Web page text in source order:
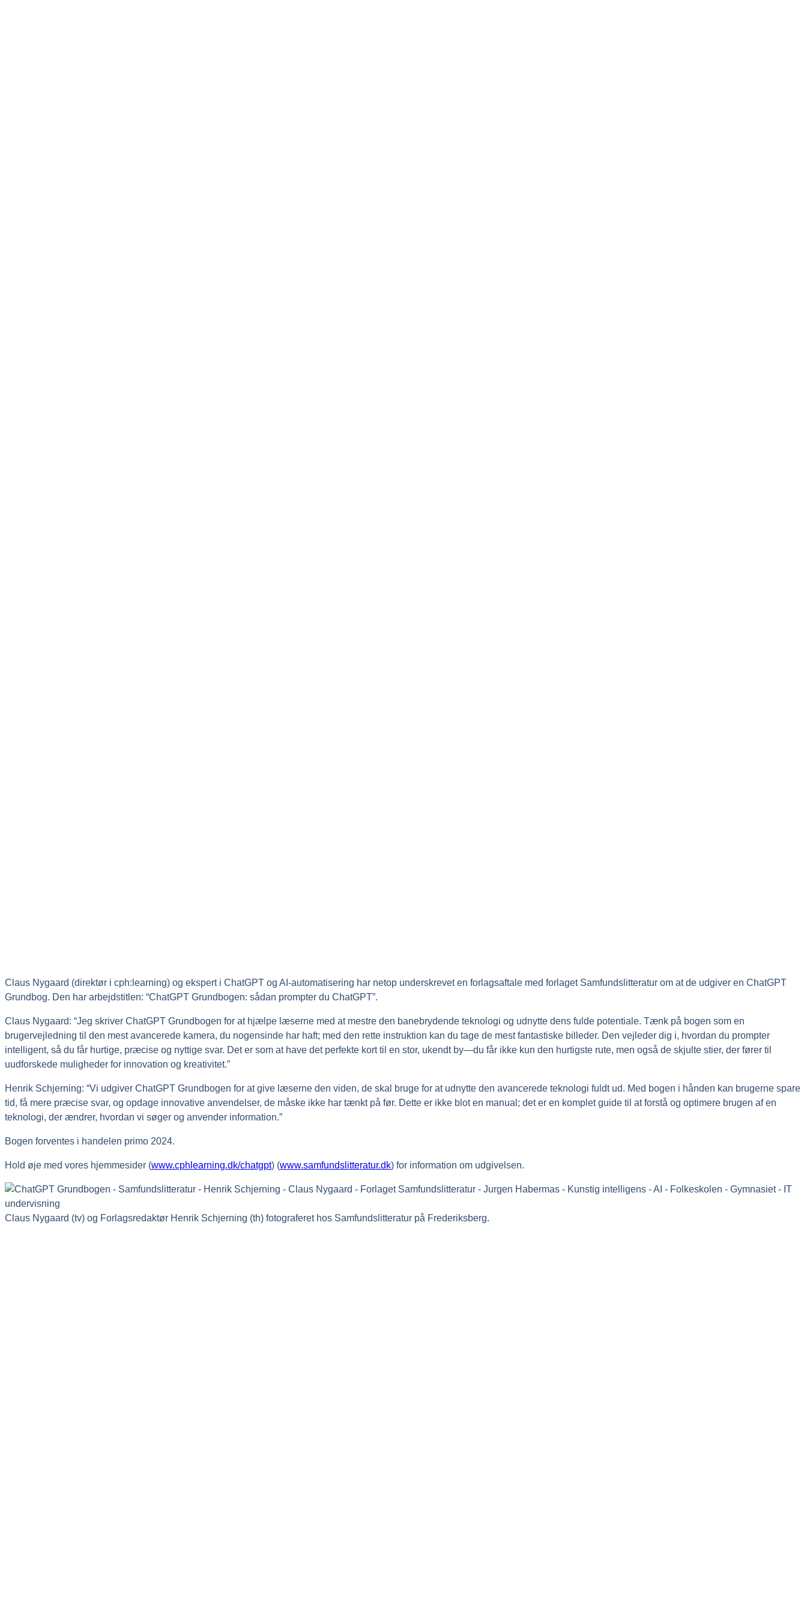
Claus Nygaard (direktør i cph:learning) og ekspert i ChatGPT og AI-automatisering har netop underskrevet en forlagsaftale med forlaget Samfundslitteratur om at de udgiver en ChatGPT
Grundbog. Den har arbejdstitlen: “ChatGPT Grundbogen: sådan prompter du ChatGPT”.
Claus Nygaard: “Jeg skriver ChatGPT Grundbogen for at hjælpe læserne med at mestre den banebrydende teknologi og udnytte dens fulde potentiale. Tænk på bogen som en
brugervejledning til den mest avancerede kamera, du nogensinde har haft; med den rette instruktion kan du tage de mest fantastiske billeder. Den vejleder dig i, hvordan du prompter
intelligent, så du får hurtige, præcise og nyttige svar. Det er som at have det perfekte kort til en stor, ukendt by—du får ikke kun den hurtigste rute, men også de skjulte stier, der fører til
uudforskede muligheder for innovation og kreativitet.”
Henrik Schjerning: “Vi udgiver ChatGPT Grundbogen for at give læserne den viden, de skal bruge for at udnytte den avancerede teknologi fuldt ud. Med bogen i hånden kan brugerne spare
tid, få mere præcise svar, og opdage innovative anvendelser, de måske ikke har tænkt på før. Dette er ikke blot en manual; det er en komplet guide til at forstå og optimere brugen af en
teknologi, der ændrer, hvordan vi søger og anvender information.”
Bogen forventes i handelen primo 2024.
Hold øje med vores hjemmesider (www.cphlearning.dk/chatgpt) (www.samfundslitteratur.dk) for information om udgivelsen.
Claus Nygaard (tv) og Forlagsredaktør Henrik Schjerning (th) fotograferet hos Samfundslitteratur på Frederiksberg.